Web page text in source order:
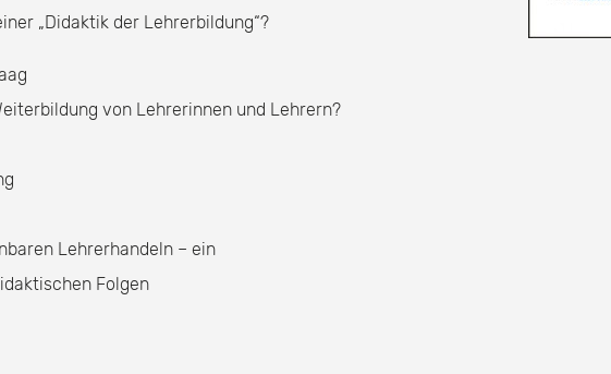
„Didaktik der Lehrerbildung“?
von Lehrerinnen und Lehrern?
Lehrerhandeln – ein
Folgen